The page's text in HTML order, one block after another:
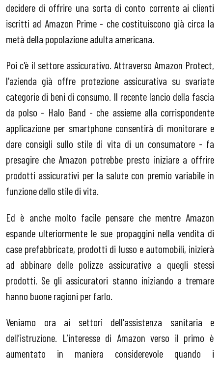
decidere di offrire una sorta di conto corrente ai clienti
iscritti ad Amazon Prime - che costituiscono già circa la
metà della popolazione adulta americana.
Poi c'è il settore assicurativo. Attraverso Amazon Protect,
l'azienda già offre protezione assicurativa su svariate
categorie di beni di consumo. Il recente lancio della fascia
da polso - Halo Band - che assieme alla corrispondente
applicazione per smartphone consentirà di monitorare e
dare consigli sullo stile di vita di un consumatore - fa
presagire che Amazon potrebbe presto iniziare a offrire
prodotti assicurativi per la salute con premio variabile in
funzione dello stile di vita.
Ed è anche molto facile pensare che mentre Amazon
espande ulteriormente le sue propaggini nella vendita di
case prefabbricate, prodotti di lusso e automobili, inizierà
ad abbinare delle polizze assicurative a quegli stessi
prodotti. Se gli assicuratori stanno iniziando a tremare
hanno buone ragioni per farlo.
Veniamo ora ai settori dell'assistenza sanitaria e
dell’istruzione. L’interesse di Amazon verso il primo è
aumentato in maniera considerevole quando i